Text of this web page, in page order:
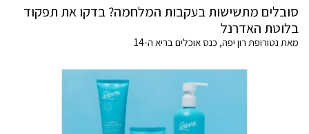
סובלים מתשישות בעקבות המלחמה? בדקו את תפקוד
בלוטת האדרנל
מאת נטורופת רון יפה, כנס אוכלים בריא ה-14